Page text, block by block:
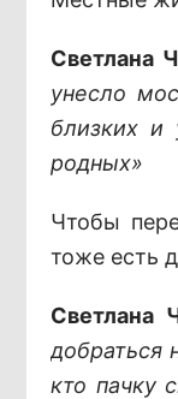
Светлана
унесло
близких
родных»
Чтобы
тоже есть
Светлана
добраться
кто пачку